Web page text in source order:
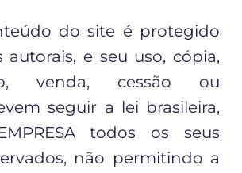
do site é protegido
autorais, e seu uso, cópia,
venda, cessão ou
seguir a lei brasileira,
todos os seus
não permitindo a